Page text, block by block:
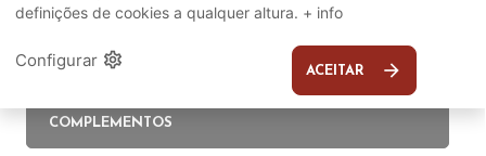
Complete o seu ambiente
COMPLEMENTOS
definições de cookies a qualquer altura. + info
Configurar settings ACEITAR arrow_forward